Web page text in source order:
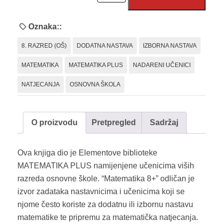
Oznaka::
8. RAZRED (OŠ) DODATNA NASTAVA IZBORNA NASTAVA
MATEMATIKA MATEMATIKA PLUS NADARENI UČENICI
NATJECANJA OSNOVNA ŠKOLA
O proizvodu Pretpregled Sadržaj
Ova knjiga dio je Elementove biblioteke
MATEMATIKA PLUS namijenjene učenicima viših
razreda osnovne škole. “Matematika 8+” odličan je
izvor zadataka nastavnicima i učenicima koji se
njome često koriste za dodatnu ili izbornu nastavu
matematike te pripremu za matematička natjecanja.